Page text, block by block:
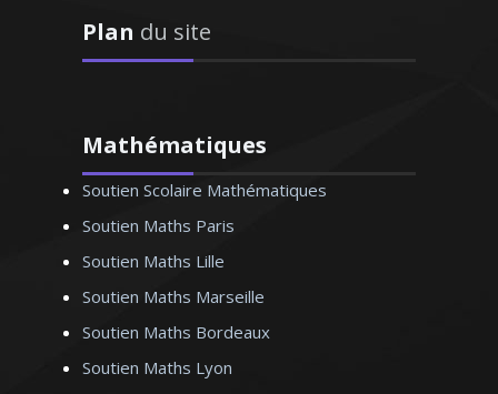
de mathématiques aussi bien pour les
classes du lycée (de la première à la
les mathématiques accessibles et
passionnantes est mon ambition
de mathématiques - Marseille
Plan du site
Mathématiques
Soutien Scolaire Mathématiques
Soutien Maths Paris
Soutien Maths Lille
Soutien Maths Marseille
Soutien Maths Bordeaux
Soutien Maths Lyon